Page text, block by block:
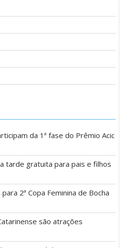
da 1ª fase do Prêmio Acic
tarde gratuita para pais e filhos
2ª Copa Feminina de Bocha
são atrações